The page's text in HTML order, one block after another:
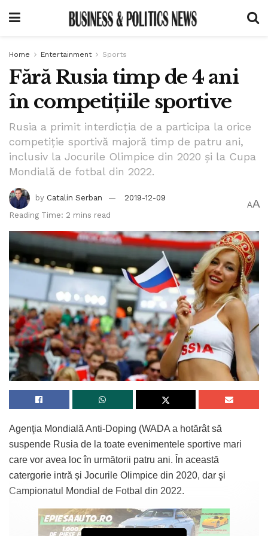
Home Entertainment Sports
Fără Rusia timp de 4 ani
în competițiile sportive
Rusia a primit interdicția de a participa la orice
competiție sportivă majoră timp de patru ani,
inclusiv la Jocurile Olimpice din 2020 și la Cupa
Mondială de fotbal din 2022.
by Catalin Serban
2019-12-09
Reading Time: 2 mins read
AA
Agenţia Mondială Anti-Doping (WADA a hotărât să
suspende Rusia de la toate evenimentele sportive mari
care vor avea loc în următorii patru ani. În această
catergorie intră și Jocurile Olimpice din 2020, dar şi
Campionatul Mondial de Fotbal din 2022.